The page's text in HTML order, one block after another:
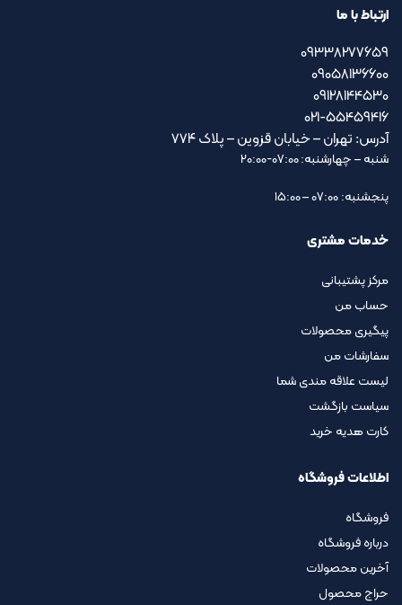
ارتباط با ما
09338277659
09058136600
09128144530
021-55459416
آدرس: تهران – خیابان قزوین – پلاک ۷۷۴
شنبه – چهارشنبه: 07:00-20:00
پنجشنبه: 07:00 – 15:00
خدمات مشتری
مرکز پشتیبانی
حساب من
پیگیری محصولات
سفارشات من
لیست علاقه مندی شما
سیاست بازگشت
کارت هدیه خرید
اطلاعات فروشگاه
فروشگاه
درباره فروشگاه
آخرین محصولات
حراج محصول